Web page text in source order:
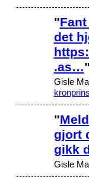
"
det
.as…"
Gisle
"
gjort
gikk
Gisle